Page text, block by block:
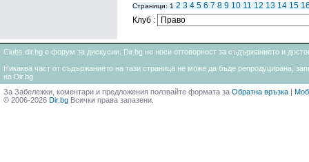
Страници: 1 2 3 4 5 6 7 8 9 10 11 12 13 14 15
Клуб :
Clubs.dir.bg е форум за дискусии. Dir.bg не носи отговорност за съдържанието и
Никаква част от съдържанието на тази страница не може да бъде репродуцирана,
на Dir.bg
За Забележки, коментари и предложения ползвайте формата за Обратна връзка |
© 2006-2026 Dir.bg Всички права запазени.